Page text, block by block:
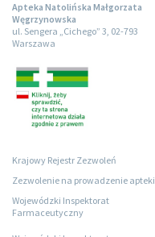
Apteka Natolińska Małgorzata
Węgrzynowska
ul. Sengera „Cichego” 3, 02-793
Warszawa
Krajowy Rejestr Zezwoleń
Zezwolenie na prowadzenie apteki
Wojewódzki Inspektorat
Farmaceutyczny